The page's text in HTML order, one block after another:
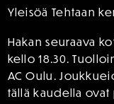
Yleisöä Tehtaan
Hakan seuraava
kello 18.30.
AC Oulu.
tällä kaudella